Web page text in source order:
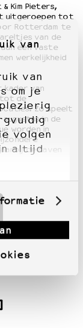
van
van
om je
volgen
altijd
Kim Pieters,
uitgeroepen tot
Rotterdam te
van de
een vaste
werkelijkheid
kader van
tot de
Zo speelt
in de
worden in
de haven